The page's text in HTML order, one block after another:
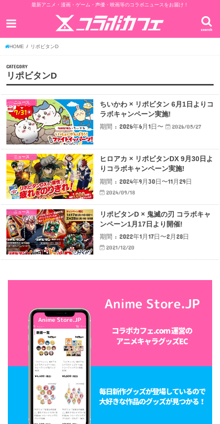
最新アニメ・漫画・ゲーム・声優・映画等のコラボニュースをお届け！
search
HOME リポビタンD
CATEGORY
リポビタンD
ニュース
ちいかわ × リポビタン 6月1日よりコ
ラボキャンペーン実施!
期間 : 2026年6月1日〜
2026/05/27
ニュース
ヒロアカ × リポビタンDX 9月30日よ
りコラボキャンペーン実施!
期間 : 2024年9月30日〜11月29日
2024/09/18
ニュース
リポビタンD × 鬼滅の刃 コラボキャ
ンペーン1月17日より開催!
期間 : 2022年1月17日〜2月28日
2021/12/20